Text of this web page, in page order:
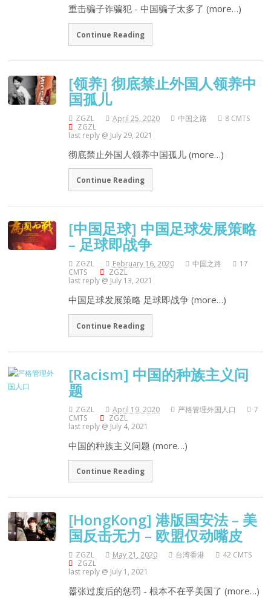
重击骗子诈骗犯 - 中国骗子太多了 (more…)
Continue Reading
[领养] 彻底禁止外国人领养中
国孤儿
ZGZL April 25, 2020 中国之路
8 CMTS
ZGZL
last reply @ July 29, 2021
彻底禁止外国人领养中国孤儿 (more…)
Continue Reading
[中国足球] 中国足球发展策略
– 足球即战争
ZGZL February 16, 2020 中国之路
17
CMTS
ZGZL
last reply @ July 13, 2021
中国足球发展策略 足球即战争 (more…)
Continue Reading
[Racism] 中国的种族主义问
题
ZGZL April 19, 2020 严格管理外国人口
7
CMTS
ZGZL
last reply @ July 4, 2021
中国的种族主义问题 (more…)
Continue Reading
[HongKong] 港版国安法 – 美
国反击无力 – 欧盟仅动嘴皮
ZGZL May 21, 2020 台湾香港
42 CMTS
ZGZL
last reply @ July 1, 2021
嚣张过度后的惩罚 - 根本不在乎美国了 (more…)